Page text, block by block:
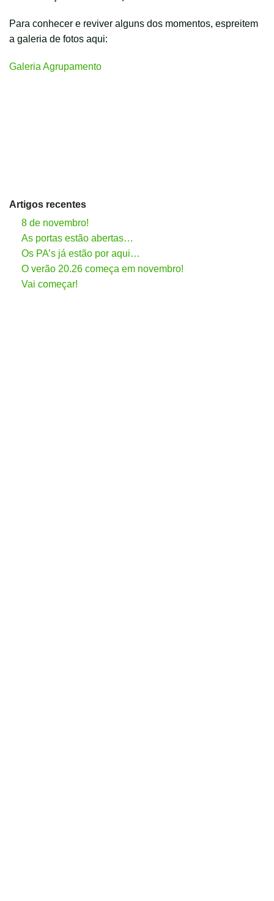
Para conhecer e reviver alguns dos momentos, espreitem
a galeria de fotos aqui:
Galeria Agrupamento
Artigos recentes
8 de novembro!
As portas estão abertas…
Os PA’s já estão por aqui…
O verão 20.26 começa em novembro!
Vai começar!